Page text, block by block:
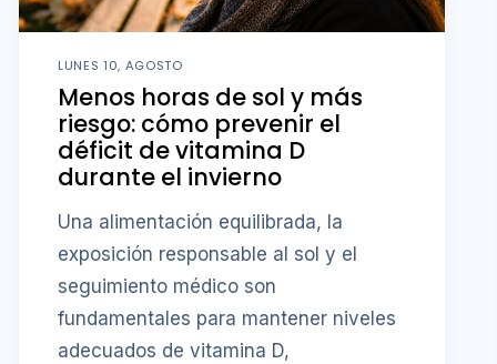
LUNES 10, AGOSTO
Menos horas de sol y más
riesgo: cómo prevenir el
déficit de vitamina D
durante el invierno
Una alimentación equilibrada, la
exposición responsable al sol y el
seguimiento médico son
fundamentales para mantener niveles
adecuados de vitamina D,